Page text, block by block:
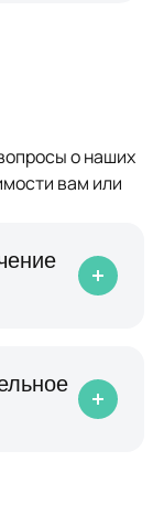
о наших
вам или